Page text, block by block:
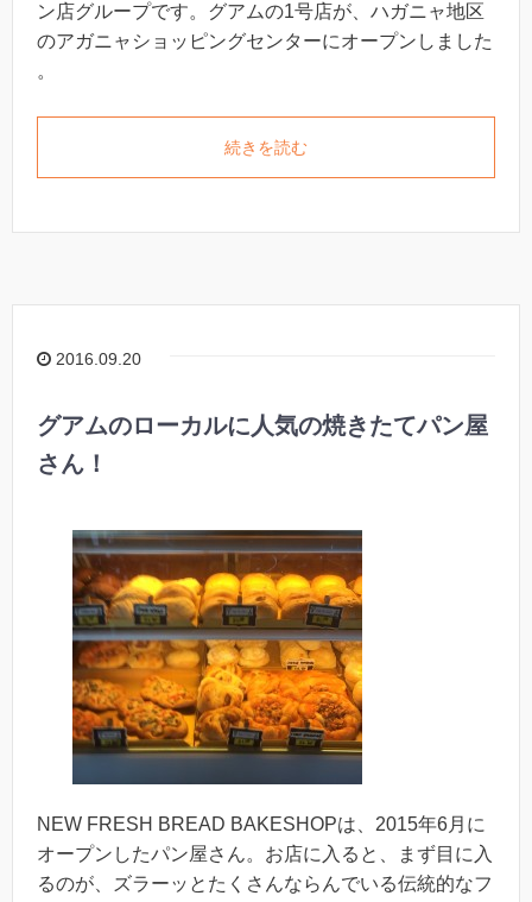
ン店グループです。グアムの1号店が、ハガニャ地区
のアガニャショッピングセンターにオープンしました
。
続きを読む
2016.09.20
グアムのローカルに人気の焼きたてパン屋
さん！
NEW FRESH BREAD BAKESHOPは、2015年6月に
オープンしたパン屋さん。お店に入ると、まず目に入
るのが、ズラーッとたくさんならんでいる伝統的なフ